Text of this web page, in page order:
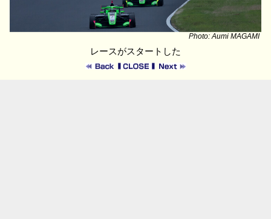
Photo: Aumi MAGAMI
レースがスタートした